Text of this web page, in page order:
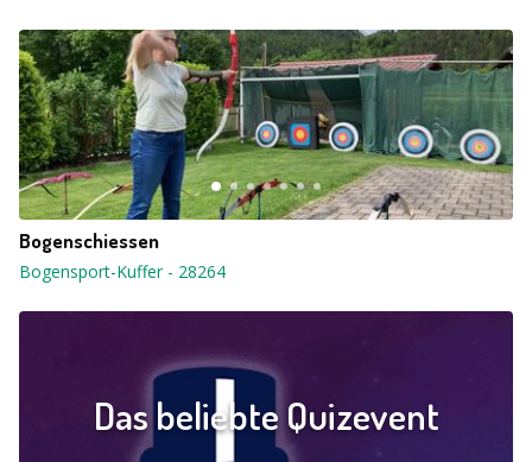
Bogenschiessen
Bogensport-Kuffer- 28264
Das beliebte Quizevent